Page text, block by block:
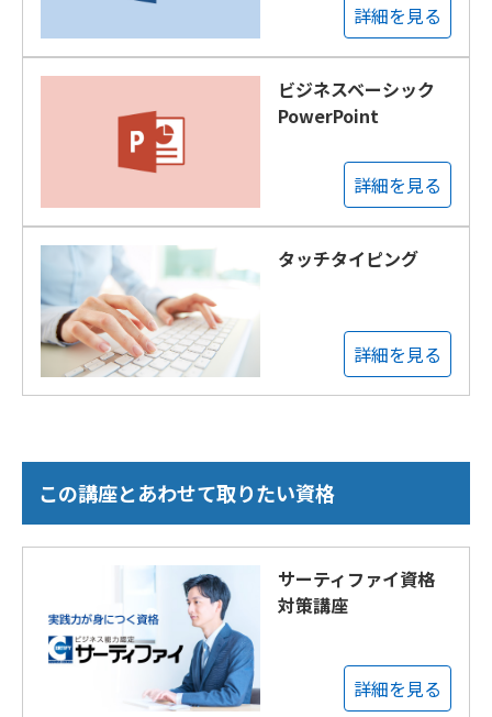
詳細を見る
ビジネスベーシック
PowerPoint
詳細を見る
タッチタイピング
詳細を見る
この講座とあわせて取りたい資格
サーティファイ資格
対策講座
詳細を見る